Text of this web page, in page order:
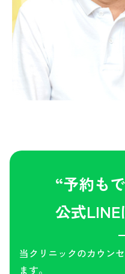
“予約も
公式
当クリニックのカウン
ます。